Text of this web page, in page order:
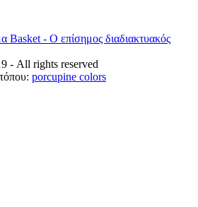
Basket - Ο επίσημος διαδιακτυακός
- All rights reserved
porcupine colors